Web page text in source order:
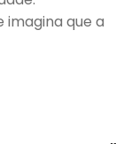
imagina que a